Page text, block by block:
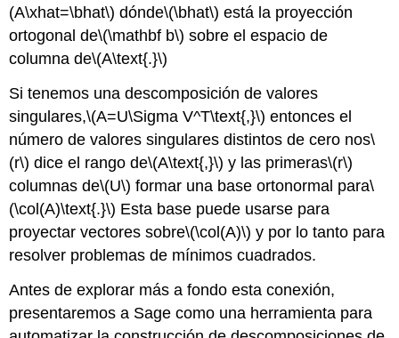
(A\xhat=\bhat\) dónde\(\bhat\) está la proyección
ortogonal de\(\mathbf b\) sobre el espacio de
columna de\(A\text{.}\)
Si tenemos una descomposición de valores
singulares,\(A=U\Sigma V^T\text{,}\) entonces el
número de valores singulares distintos de cero nos\
(r\) dice el rango de\(A\text{,}\) y las primeras\(r\)
columnas de\(U\) formar una base ortonormal para\
(\col(A)\text{.}\) Esta base puede usarse para
proyectar vectores sobre\(\col(A)\) y por lo tanto para
resolver problemas de mínimos cuadrados.
Antes de explorar más a fondo esta conexión,
presentaremos a Sage como una herramienta para